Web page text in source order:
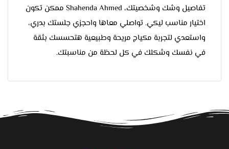
تفاصيل وشك وشخصيتك، Shahenda Ahmed ممكن تكون
اختيار مناسب ليكي. تواصلي معاها واحجزي جلستك بدري،
واستعدي لتجربة مكياج مريحة وطبيعية هتحسسك بثقة
في نفسك وشكلك في كل لحظة من مناسبتك.